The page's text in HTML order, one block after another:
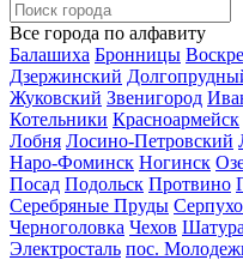
Все города по алфавиту
Балашиха Бронницы
Дзержинский
Жуковский Звенигород
Котельники Красноармейск
Лобня Лосино-Петровский
Наро-Фоминск Ногинск
Посад Подольск Протвино
Серебряные Пруды
Черноголовка Чехов Шатура
Электросталь пос.